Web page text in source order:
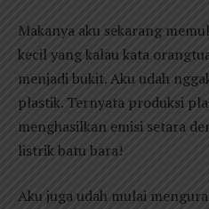
Makanya aku sekarang
kecil yang kalau kata
menjadi bukit. Aku udah
plastik. Ternyata produksi
menghasilkan emisi setara
listrik batu bara!
Aku juga udah mulai